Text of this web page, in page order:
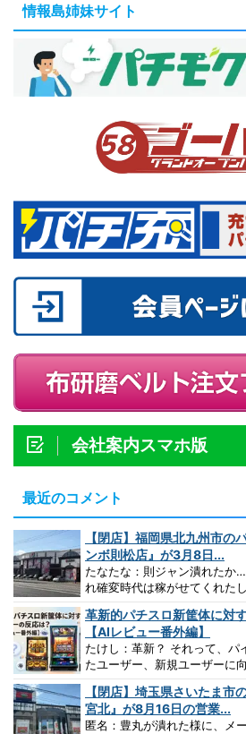
情報島姉妹サイト
会社案内スマホ版
最近のコメント
【閉店】福岡県北九州市の
ンボ則松店』が3月8日...
たなたな：則ジャン潰れたか
れ確変時代は稼がせてくれた
革新的パチスロ新筐体に対
【AIレビュー番外編】
たけし：革新？ それって、パ
たユーザー、新規ユーザーに
【閉店】埼玉県さいたま市
宮北』が8月16日の営業...
匿名：豊丸が潰れた様に、メ